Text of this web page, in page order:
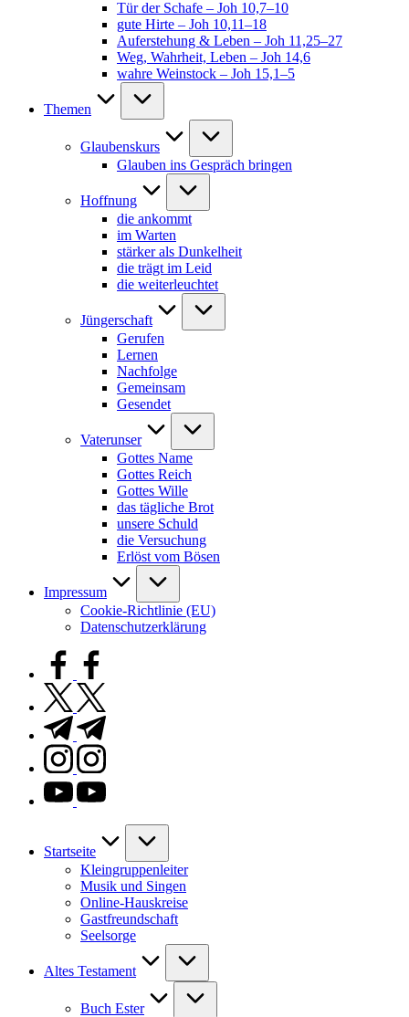
Tür der Schafe – Joh 10,7–10
gute Hirte – Joh 10,11–18
Auferstehung & Leben – Joh 11,25–27
Weg, Wahrheit, Leben – Joh 14,6
wahre Weinstock – Joh 15,1–5
Themen
Glaubenskurs
Glauben ins Gespräch bringen
Hoffnung
die ankommt
im Warten
stärker als Dunkelheit
die trägt im Leid
die weiterleuchtet
Jüngerschaft
Gerufen
Lernen
Nachfolge
Gemeinsam
Gesendet
Vaterunser
Gottes Name
Gottes Reich
Gottes Wille
das tägliche Brot
unsere Schuld
die Versuchung
Erlöst vom Bösen
Impressum
Cookie-Richtlinie (EU)
Datenschutzerklärung
facebook.com
twitter.com
t.me
instagram.com
youtube.com
Startseite
Kleingruppenleiter
Musik und Singen
Online-Hauskreise
Gastfreundschaft
Seelsorge
Altes Testament
Buch Ester